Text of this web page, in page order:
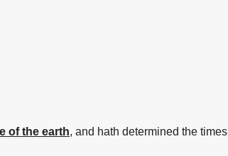
of the earth, and hath determined the times